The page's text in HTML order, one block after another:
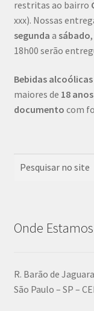
restritas ao bairro
xxx). Nossas
segunda a sábado,
18h00 serão
Bebidas alcoólicas
maiores de 18 anos
documento com
Onde Estamos
R. Barão de
São Paulo – SP –